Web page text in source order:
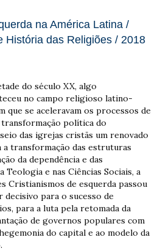
na América Latina /
História das Religiões / 2018
do século XX, algo
no campo religioso latino-
que se aceleravam os processos de
política do
das igrejas cristãs um renovado
transformação das estruturas
da dependência e das
Teologia e nas Ciências Sociais, a
Cristianismos de esquerda passou
para o sucesso de
para a luta pela retomada da
de governos populares com
do capital e ao modelo da